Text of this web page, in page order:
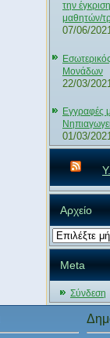
την
μαθητών/
07/06/
Μονάδων
22/03/2021
Εγγραφές
01/03/
Αρχείο
Αρχείο
Meta
Σύνδεση